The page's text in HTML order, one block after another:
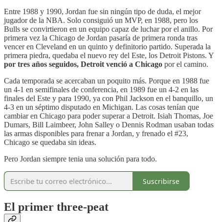
Entre 1988 y 1990, Jordan fue sin ningún tipo de duda, el mejor
jugador de la NBA. Solo consiguió un MVP, en 1988, pero los
Bulls se convirtieron en un equipo capaz de luchar por el anillo. Por
primera vez la Chicago de Jordan pasaría de primera ronda tras
vencer en Cleveland en un quinto y definitorio partido. Superada la
primera piedra, quedaba el nuevo rey del Este, los Detroit Pistons. Y
por tres años seguidos, Detroit venció a Chicago por el camino.
Cada temporada se acercaban un poquito más. Porque en 1988 fue
un 4-1 en semifinales de conferencia, en 1989 fue un 4-2 en las
finales del Este y para 1990, ya con Phil Jackson en el banquillo, un
4-3 en un séptimo disputado en Michigan. Las cosas tenían que
cambiar en Chicago para poder superar a Detroit. Isiah Thomas, Joe
Dumars, Bill Laimbeer, John Salley o Dennis Rodman usaban todas
las armas disponibles para frenar a Jordan, y frenado el #23,
Chicago se quedaba sin ideas.
Pero Jordan siempre tenia una solución para todo.
Suscribirse
El primer three-peat